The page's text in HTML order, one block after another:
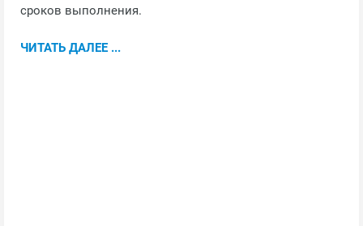
сроков выполнения.
ЧИТАТЬ ДАЛЕЕ ...